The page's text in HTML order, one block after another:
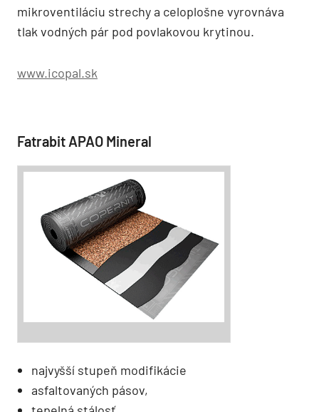
mikroventiláciu strechy a celoplošne vyrovnáva
tlak vodných pár pod povlakovou krytinou.
www.icopal.sk
Fatrabit APAO Mineral
najvyšší stupeň modifikácie
asfaltovaných pásov,